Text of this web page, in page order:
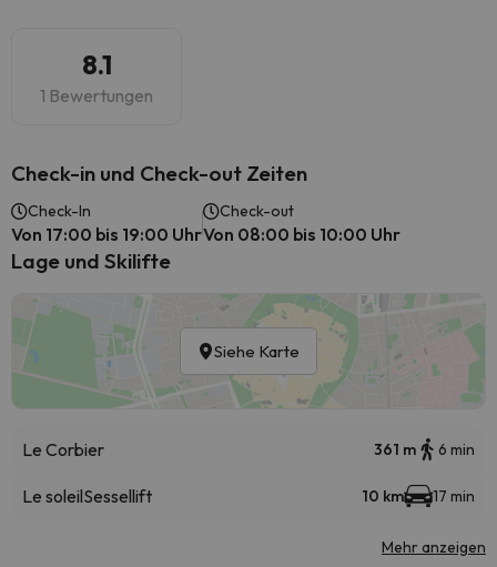
8.1
1 Bewertungen
Check-in und Check-out Zeiten
Check-In
Von 17:00 bis 19:00 Uhr
Check-out
Von 08:00 bis 10:00 Uhr
Lage und Skilifte
Siehe Karte
Le Corbier 361 m 6 min
Le soleilSessellift 10 km 17 min
Mehr anzeigen